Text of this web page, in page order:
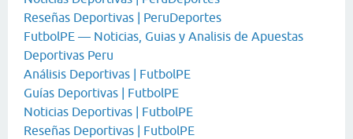
Reseñas Deportivas | PeruDeportes
FutbolPE — Noticias, Guias y Analisis de Apuestas
Deportivas Peru
Análisis Deportivas | FutbolPE
Guías Deportivas | FutbolPE
Noticias Deportivas | FutbolPE
Reseñas Deportivas | FutbolPE